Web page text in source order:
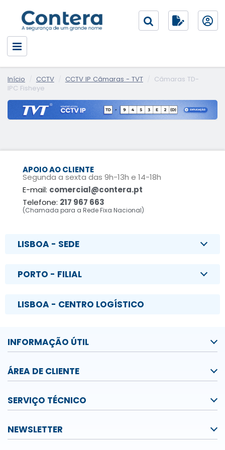
Início CCTV CCTV IP Câmaras - TVT
Câmaras TD-
IPC Fisheye
APOIO AO CLIENTE
Segunda a sexta das 9h-13h e 14-18h
E-mail: comercial@contera.pt
Telefone: 217 967 663
(Chamada para a Rede Fixa Nacional)
LISBOA - SEDE
PORTO - FILIAL
LISBOA - CENTRO LOGÍSTICO
INFORMAÇÃO ÚTIL
ÁREA DE CLIENTE
SERVIÇO TÉCNICO
NEWSLETTER